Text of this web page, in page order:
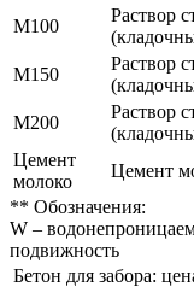
М100
Раствор
М150
Раствор
М200
Раствор
Цемент
молоко
Цемент
** Обозначения:
W –
подвижность
Бетон для забора: